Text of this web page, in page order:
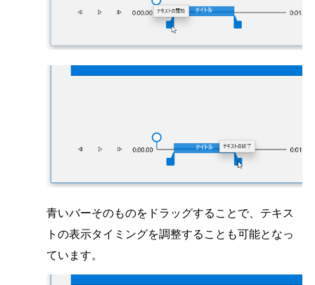
青いバーそのものをドラッグすることで、テキス
トの表示タイミングを調整することも可能となっ
ています。